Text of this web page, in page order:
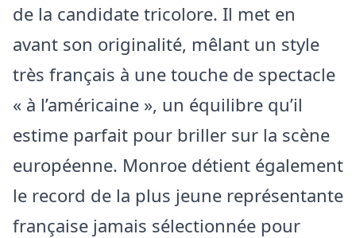
de la candidate tricolore. Il met en
avant son originalité, mêlant un style
très français à une touche de spectacle
« à l’américaine », un équilibre qu’il
estime parfait pour briller sur la scène
européenne. Monroe détient également
le record de la plus jeune représentante
française jamais sélectionnée pour